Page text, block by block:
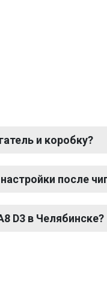
и коробку?
после
D3 в Челябинске?